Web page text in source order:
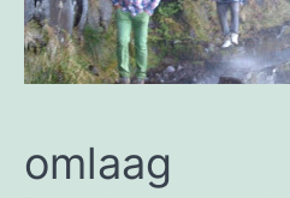
omlaag